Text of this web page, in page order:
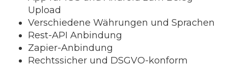
Upload
Verschiedene Währungen und Sprachen
Rest-API Anbindung
Zapier-Anbindung
Rechtssicher und DSGVO-konform